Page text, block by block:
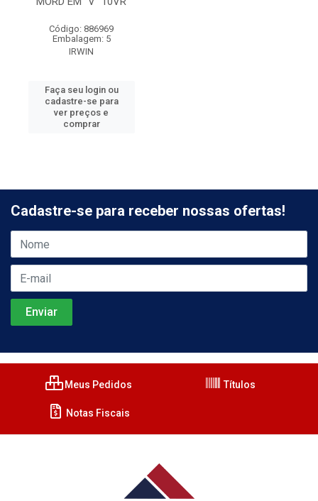
Código: 886969
Embalagem: 5
IRWIN
Faça seu login ou
cadastre-se para
ver preços e
comprar
Cadastre-se para receber nossas ofertas!
Meus Pedidos Títulos
Notas Fiscais